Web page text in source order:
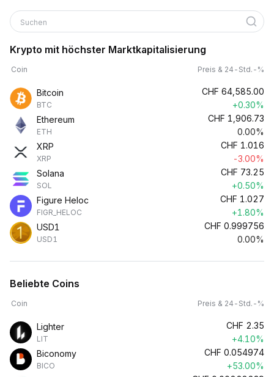
Suchen
Krypto mit höchster Marktkapitalisierung
Coin Preis & 24-Std.-%
Bitcoin
BTC
CHF 64,585.00
+0.30%
Ethereum
ETH
CHF 1,906.73
0.00%
XRP
XRP
CHF 1.016
-3.00%
Solana
SOL
CHF 73.25
+0.50%
Figure Heloc
FIGR_HELOC
CHF 1.027
+1.80%
USD1
USD1
CHF 0.999756
0.00%
Beliebte Coins
Coin Preis & 24-Std.-%
Lighter
LIT
CHF 2.35
+4.10%
Biconomy
BICO
CHF 0.054974
+53.00%